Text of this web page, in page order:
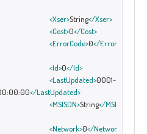
<Xser>String</Xser>
<Cost>0</Cost>
<ErrorCode>0</Error
<Id>0</Id>
<LastUpdated>0001-
</LastUpdated>
<MSISDN>String</MSI
<Network>0</Networ